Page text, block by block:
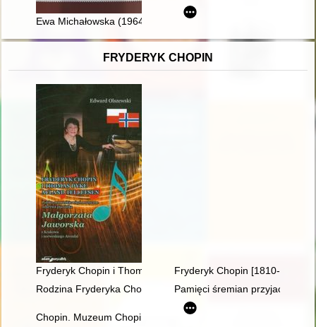
Ewa Michałowska (1964-2022)
FRYDERYK CHOPIN
Fryderyk Chopin i Thomas Dyke Acland Tellefsen. Polsko-
Fryderyk Chopin [1810-1849]
Rodzina Fryderyka Chopina
Pamięci śremian przyjaciół
Chopin. Muzeum Chopina. Chopin Museum